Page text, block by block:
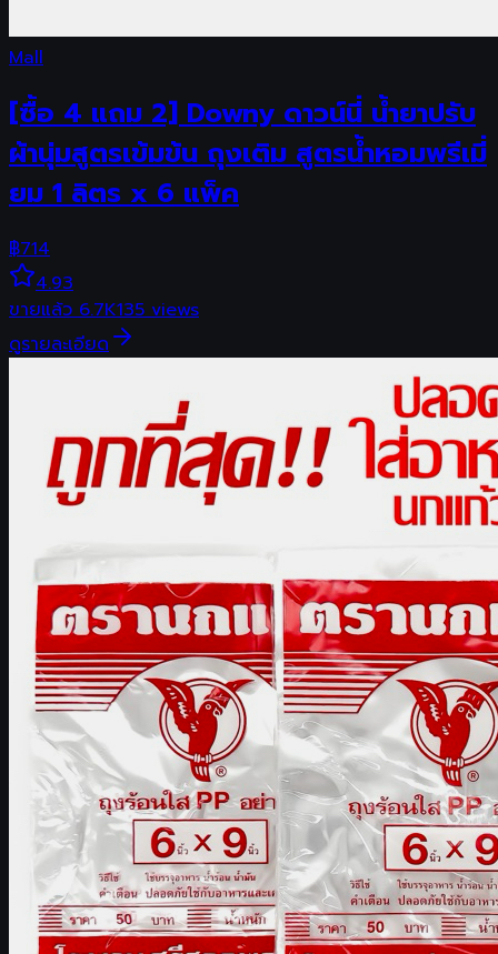
Mall
[ซื้อ 4 แถม 2] Downy ดาวน์นี่ น้ำยาปรับ
ผ้านุ่มสูตรเข้มข้น ถุงเติม สูตรน้ำหอมพรีเมี่
ยม 1 ลิตร x 6 แพ็ค
฿714
4.93
ขายแล้ว6.7K135views
ดูรายละเอียด